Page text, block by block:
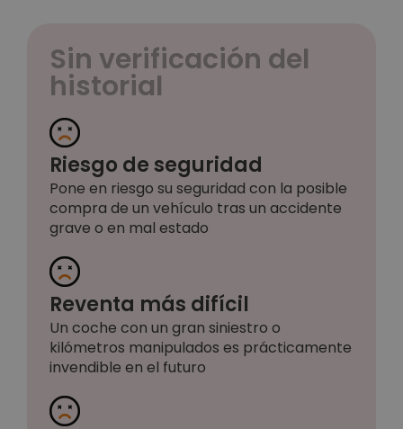
Sin verificación del
historial
Riesgo de seguridad
Pone en riesgo su seguridad con la posible
compra de un vehículo tras un accidente
grave o en mal estado
Reventa más difícil
Un coche con un gran siniestro o
kilómetros manipulados es prácticamente
invendible en el futuro